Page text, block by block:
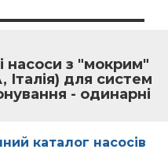
насоси з "мокрим"
Італія) для систем
- одинарні
каталог насосів